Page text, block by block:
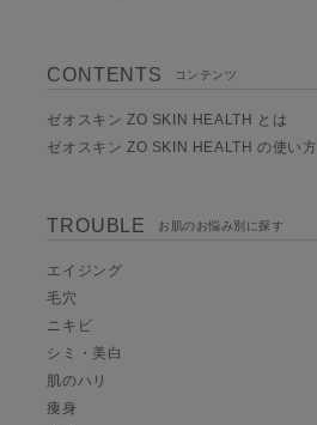
CONTENTS コンテンツ
ゼオスキン ZO SKIN HEALTH とは
ゼオスキン ZO SKIN HEALTH の使い方
TROUBLE お肌のお悩み別に探す
エイジング
毛穴
ニキビ
シミ・美白
肌のハリ
痩身